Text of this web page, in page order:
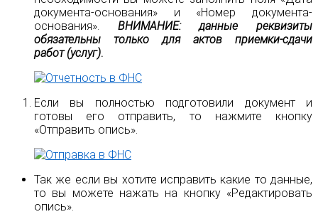
документа-основания» и «Номер документа-
основания». ВНИМАНИЕ: данные реквизиты
обязательны только для актов приемки-сдачи
работ (услуг).
Если вы полностью подготовили документ и
готовы его отправить, то нажмите кнопку
«Отправить опись».
Так же если вы хотите исправить какие то данные,
то вы можете нажать на кнопку «Редактировать
опись».